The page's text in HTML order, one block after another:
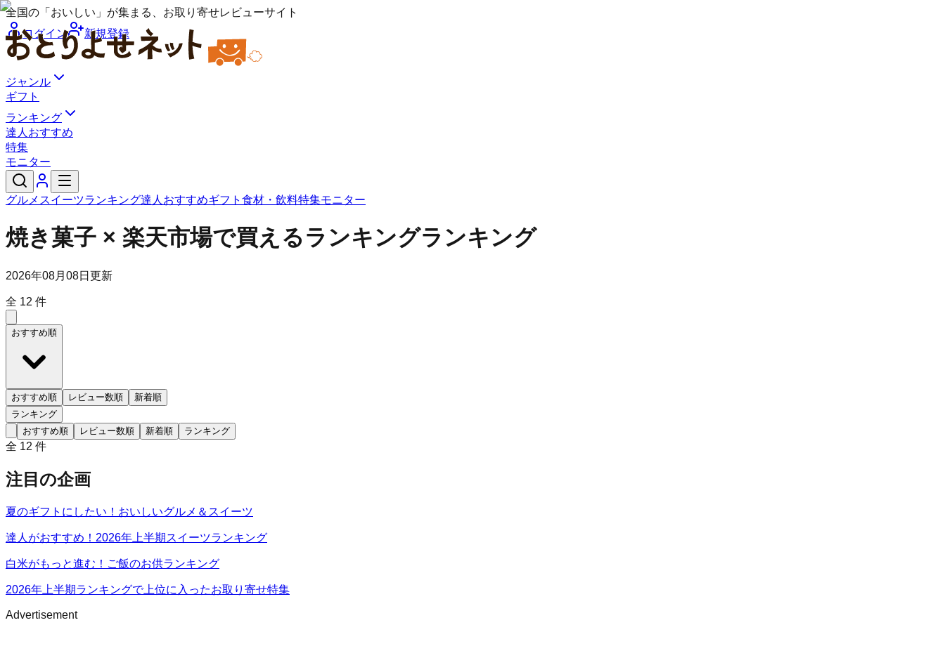
全国の「おいしい」が集まる、お取り寄せレビューサイト
ログイン
新規登録
ジャンル
ギフト
ランキング
達人おすすめ
特集
モニター
グルメ スイーツランキング達人おすすめギフト 食材・飲料特集モニター
焼き菓子 × 楽天市場で買えるランキングランキング
2026年08月08日 更新
全 12 件
おすすめ順
おすすめ順 レビュー数順
新着順
ランキング
おすすめ順
レビュー数順 新着順 ランキング
全 12 件
注目の企画
夏のギフトにしたい！おいしいグルメ＆スイーツ
達人がおすすめ！2026年上半期スイーツランキング
白米がもっと進む！ご飯のお供ランキング
2026年上半期ランキングで上位に入ったお取り寄せ特集
Advertisement